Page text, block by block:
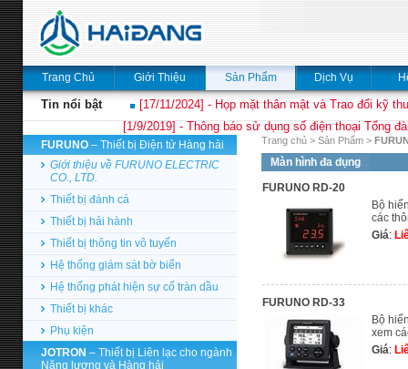
Trang Chủ Giới Thiệu Sản Phẩm Dịch Vụ
Tin nổi bật
[17/11/2024] - Họp mặt thân mật và Trao đổi kỹ
[1/9/2019] - Thông báo sử dụng số điện thoại Tổng
FURUNO – Thiết bị Điện tử Hàng hải
Giới thiệu về FURUNO ELECTRIC
CO., LTD.
Thiết bị đánh cá
Thiết bị hải hành
Thiết bị thông tin vô tuyến
Hệ thống giám sát bờ biển
Hệ thống phát hiện sự cố tràn dầu
Thiết bị khác
Phụ kiện
JOTRON – Thiết bị Liên lạc cho ngành
Năng lượng và Hàng hải
Trang chủ > Sản Phẩm >
Màn hình đa dụng
FURUNO RD-20
Bộ
các
Giá:
FURUNO RD-33
Bộ
xem
Giá: